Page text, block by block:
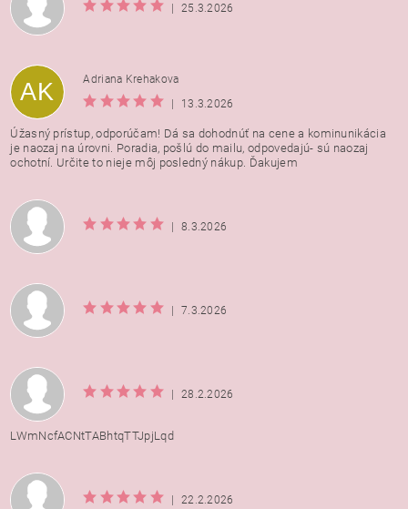
| 25.3.2026
AK
Adriana Krehakova
|
13.3.2026
Úžasný prístup, odporúčam! Dá sa dohodnúť na cene a kominunikácia
je naozaj na úrovni. Poradia, pošlú do mailu, odpovedajú- sú naozaj
ochotní. Určite to nieje môj posledný nákup. Ďakujem
| 8.3.2026
| 7.3.2026
| 28.2.2026
LWmNcfACNtTABhtqTTJpjLqd
| 22.2.2026